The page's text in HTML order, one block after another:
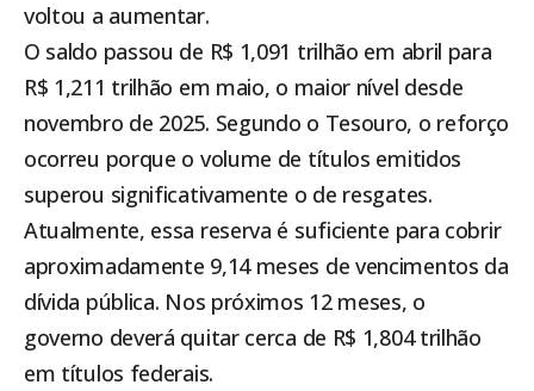
voltou a aumentar.
O saldo passou de R$ 1,091 trilhão em abril para
R$ 1,211 trilhão em maio, o maior nível desde
novembro de 2025. Segundo o Tesouro, o reforço
ocorreu porque o volume de títulos emitidos
superou significativamente o de resgates.
Atualmente, essa reserva é suficiente para cobrir
aproximadamente 9,14 meses de vencimentos da
dívida pública. Nos próximos 12 meses, o
governo deverá quitar cerca de R$ 1,804 trilhão
em títulos federais.